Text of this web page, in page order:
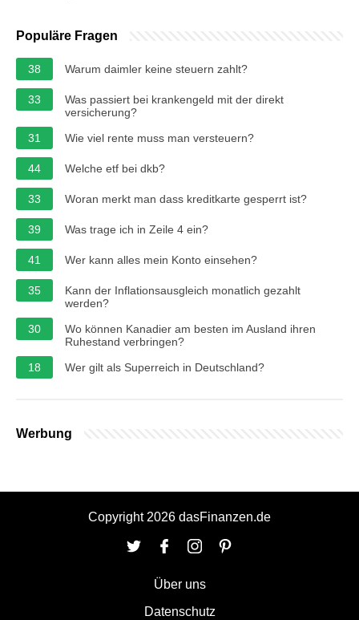
Populäre Fragen
38 Warum daimler keine steuern zahlt?
33
Was passiert bei krankengeld mit der direkt
versicherung?
31
Wie viel rente muss man versteuern?
44 Welche etf bei dkb?
33 Woran merkt man dass kreditkarte gesperrt ist?
39 Was trage ich in Zeile 4 ein?
41 Wer kann alles mein Konto einsehen?
35
Kann der Inflationsausgleich monatlich gezahlt
werden?
30
Wo können Kanadier am besten im Ausland ihren
Ruhestand verbringen?
18
Wer gilt als Superreich in Deutschland?
Werbung
Copyright 2026 dasFinanzen.de
Über uns
Datenschutz